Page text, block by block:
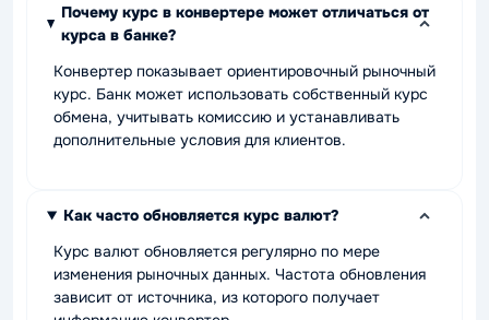
Почему курс в конвертере может отличаться от
курса в банке?
Конвертер показывает ориентировочный рыночный
курс. Банк может использовать собственный курс
обмена, учитывать комиссию и устанавливать
дополнительные условия для клиентов.
Как часто обновляется курс валют?
Курс валют обновляется регулярно по мере
изменения рыночных данных. Частота обновления
зависит от источника, из которого получает